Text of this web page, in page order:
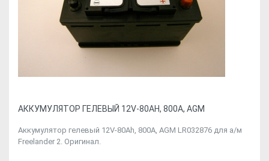
АККУМУЛЯТОР ГЕЛЕВЫЙ 12V-80AH, 800A, AGM
Аккумулятор гелевый 12V-80Ah, 800A, AGM LR032876 для а/м
Freelander 2. Оригинал.